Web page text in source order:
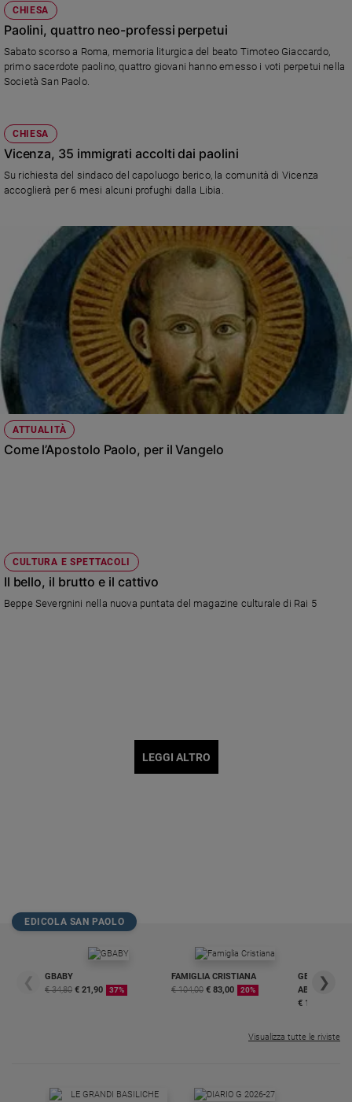
CHIESA
Paolini, quattro neo-professi perpetui
Sabato scorso a Roma, memoria liturgica del beato Timoteo Giaccardo,
primo sacerdote paolino, quattro giovani hanno emesso i voti perpetui nella
Società San Paolo.
CHIESA
Vicenza, 35 immigrati accolti dai paolini
Su richiesta del sindaco del capoluogo berico, la comunità di Vicenza
accoglierà per 6 mesi alcuni profughi dalla Libia.
ATTUALITÀ
Come l’Apostolo Paolo, per il Vangelo
CULTURA E SPETTACOLI
Il bello, il brutto e il cattivo
Beppe Severgnini nella nuova puntata del magazine culturale di Rai 5
LEGGI ALTRO
EDICOLA SAN PAOLO
❮
GBABY
€ 34,80 € 21,90 37%
FAMIGLIA CRISTIANA
€ 104,00 € 83,00 20%
GBABY
€ 16,99
❯
Visualizza tutte le riviste